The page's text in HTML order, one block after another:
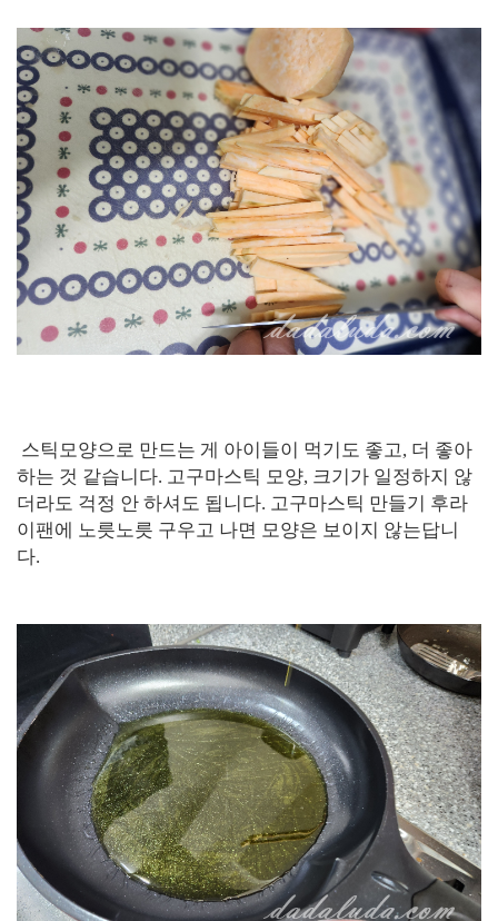
스틱모양으로 만드는 게 아이들이 먹기도 좋고, 더 좋아
하는 것 같습니다. 고구마스틱 모양, 크기가 일정하지 않
더라도 걱정 안 하셔도 됩니다. 고구마스틱 만들기 후라
이팬에 노릇노릇 구우고 나면 모양은 보이지 않는답니
다.